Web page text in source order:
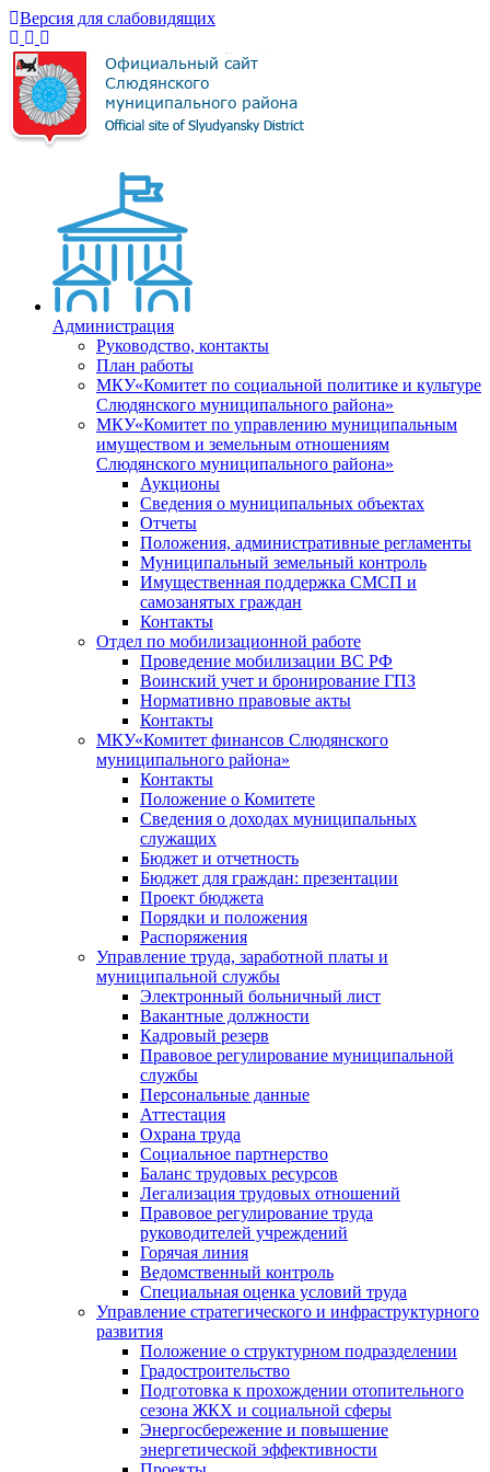
Версия для слабовидящих
Администрация
Руководство, контакты
План работы
МКУ«Комитет по социальной политике и культуре
Слюдянского муниципального района»
МКУ«Комитет по управлению муниципальным
имуществом и земельным отношениям
Слюдянского муниципального района»
Аукционы
Сведения о муниципальных объектах
Отчеты
Положения, административные регламенты
Муниципальный земельный контроль
Имущественная поддержка СМСП и
самозанятых граждан
Контакты
Отдел по мобилизационной работе
Проведение мобилизации ВС РФ
Воинский учет и бронирование ГПЗ
Нормативно правовые акты
Контакты
МКУ«Комитет финансов Слюдянского
муниципального района»
Контакты
Положение о Комитете
Сведения о доходах муниципальных
служащих
Бюджет и отчетность
Бюджет для граждан: презентации
Проект бюджета
Порядки и положения
Распоряжения
Управление труда, заработной платы и
муниципальной службы
Электронный больничный лист
Вакантные должности
Кадровый резерв
Правовое регулирование муниципальной
службы
Персональные данные
Аттестация
Охрана труда
Социальное партнерство
Баланс трудовых ресурсов
Легализация трудовых отношений
Правовое регулирование труда
руководителей учреждений
Горячая линия
Ведомственный контроль
Специальная оценка условий труда
Управление стратегического и инфраструктурного
развития
Положение о структурном подразделении
Градостроительство
Подготовка к прохождении отопительного
сезона ЖКХ и социальной сферы
Энергосбережение и повышение
энергетической эффективности